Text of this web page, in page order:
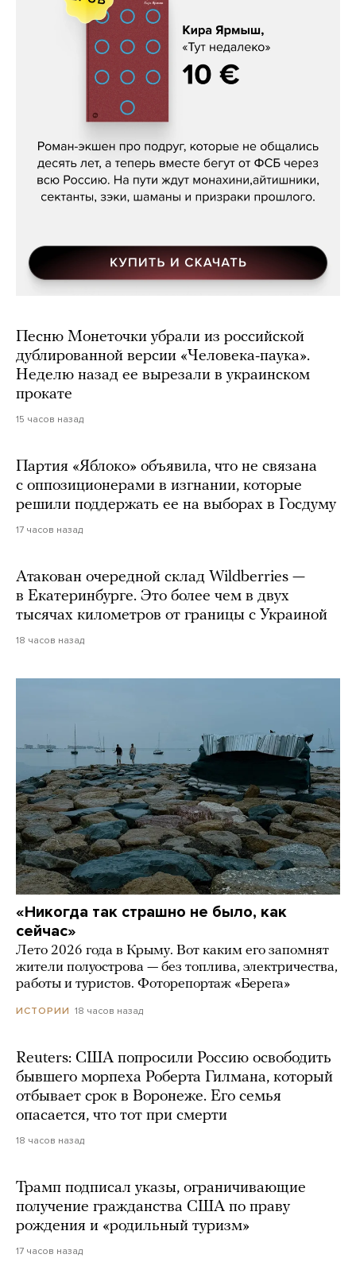
Кира Ярмыш, «Тут недалеко»
Песню Монеточки убрали из российской
дублированной версии «Человека-паука».
Неделю назад ее вырезали в украинском
прокате
15 часов назад
Партия «Яблоко» объявила, что не связана
с оппозиционерами в изгнании, которые
решили поддержать ее на выборах в Госдуму
17 часов назад
Атакован очередной склад Wildberries —
в Екатеринбурге. Это более чем в двух
тысячах километров от границы с Украиной
18 часов назад
«Никогда так страшно не было, как
сейчас»
Лето 2026 года в Крыму. Вот каким его запомнят
жители полуострова — без топлива, электричества,
работы и туристов. Фоторепортаж «Берега»
ИСТОРИИ 18 часов назад
Reuters: США попросили Россию освободить
бывшего морпеха Роберта Гилмана, который
отбывает срок в Воронеже. Его семья
опасается, что тот при смерти
18 часов назад
Трамп подписал указы, ограничивающие
получение гражданства США по праву
рождения и «родильный туризм»
17 часов назад